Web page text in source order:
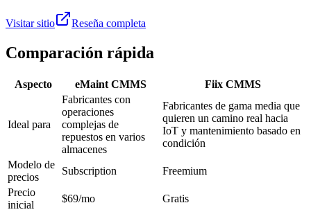
Visitar sitio Reseña completa
Comparación rápida
Aspecto eMaint CMMS Fiix CMMS
Ideal para
Fabricantes con
operaciones
complejas de
repuestos en varios
almacenes
Fabricantes de gama media que
quieren un camino real hacia
IoT y mantenimiento basado en
condición
Modelo de
precios
Subscription
Freemium
Precio
inicial
$69/mo
Gratis